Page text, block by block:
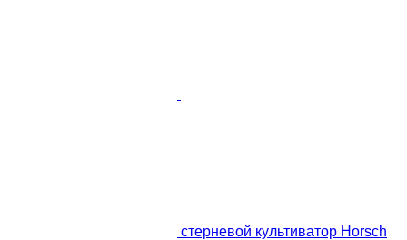
стерневой культиватор Horsch